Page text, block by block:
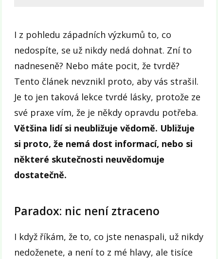
I z pohledu západních výzkumů to, co
nedospíte, se už nikdy nedá dohnat. Zní to
nadneseně? Nebo máte pocit, že tvrdě?
Tento článek nevznikl proto, aby vás strašil.
Je to jen taková lekce tvrdé lásky, protože ze
své praxe vím, že je někdy opravdu potřeba.
Většina lidí si neubližuje vědomě. Ubližuje
si proto, že nemá dost informací, nebo si
některé skutečnosti neuvědomuje
dostatečně.
Paradox: nic není ztraceno
I když říkám, že to, co jste nenaspali, už nikdy
nedoženete, a není to z mé hlavy, ale tisíce